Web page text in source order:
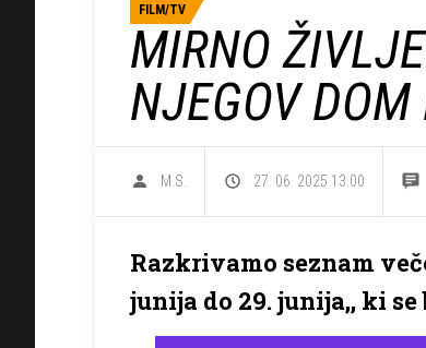
FILM/TV
MIRNO
NJEGOV
M.S. 27. 06. 2025 13.00
Razkrivamo seznam
junija do 29. junija,, ki